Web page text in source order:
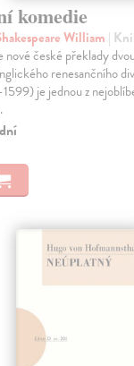
komedie
William |
nové české překlady
renesančního
je jednou z